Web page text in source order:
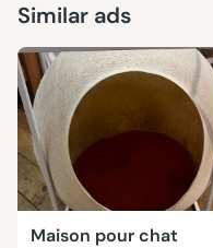
Similar ads
Maison pour chat